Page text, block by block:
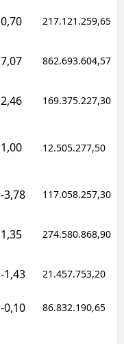
Yalova
Osmaniye
0,70 217.121.259,65
7,07 862.693.604,57
2,46 169.375.227,30
1,00 12.505.277,50
-3,78 117.058.257,30
1,35 274.580.868,90
-1,43 21.457.753,20
-0,10 86.832.190,65